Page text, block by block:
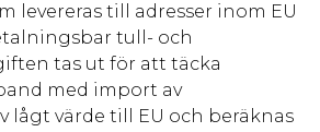
levereras till adresser inom EU
tull- och
tas ut för att täcka
med import av
lågt värde till EU och beräknas